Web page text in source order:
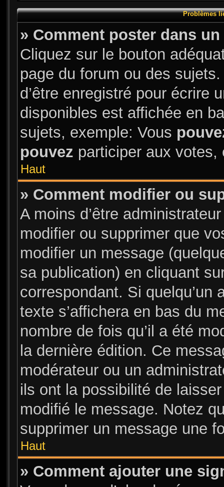
Problèmes
» Comment poster dans
Cliquez sur le bouton
page du forum ou des
d’être enregistré pour écrire
disponibles est affichée en
sujets, exemple: Vous
pouvez participer aux votes,
Haut
» Comment modifier ou
A moins d’être
modifier ou supprimer que
modifier un message
sa publication) en cliquant
correspondant. Si quelqu’un
texte s’affichera en bas du
nombre de fois qu’il a été
la dernière édition. Ce
modérateur ou un
ils ont la possibilité de
modifié le message. Notez
supprimer un message une
Haut
» Comment ajouter une